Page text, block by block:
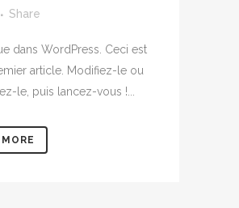
Share
dans WordPress. Ceci est
article. Modifiez-le ou
le, puis lancez-vous !...